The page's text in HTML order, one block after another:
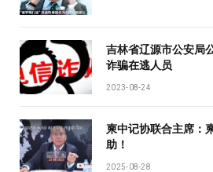
吉林省辽源市公安局
诈骗在逃人员
2023-08-24
柬中记协联合主席：
助！
2025-08-28